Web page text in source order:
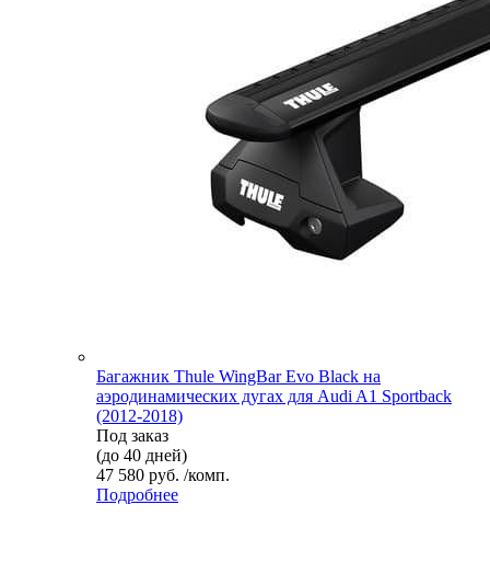
Багажник Thule WingBar Evo Black на
аэродинамических дугах для Audi A1 Sportback
(2012-2018)
Под заказ
(до 40 дней)
47 580 руб. /комп.
Подробнее